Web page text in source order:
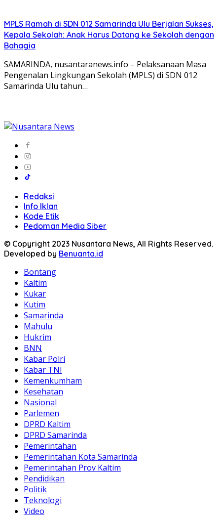
MPLS Ramah di SDN 012 Samarinda Ulu Berjalan Sukses,
Kepala Sekolah: Anak Harus Datang ke Sekolah dengan
Bahagia
SAMARINDA, nusantaranews.info – Pelaksanaan Masa
Pengenalan Lingkungan Sekolah (MPLS) di SDN 012
Samarinda Ulu tahun…
Redaksi
Info Iklan
Kode Etik
Pedoman Media Siber
© Copyright 2023 Nusantara News, All Rights Reserved.
Developed by Benuanta.id
Bontang
Kaltim
Kukar
Kutim
Samarinda
Mahulu
Hukrim
BNN
Kabar Polri
Kabar TNI
Kemenkumham
Kesehatan
Nasional
Parlemen
DPRD Kaltim
DPRD Samarinda
Pemerintahan
Pemerintahan Kota Samarinda
Pemerintahan Prov Kaltim
Pendidikan
Politik
Teknologi
Video